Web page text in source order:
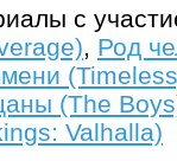
с
, Род
(The
Valhalla)